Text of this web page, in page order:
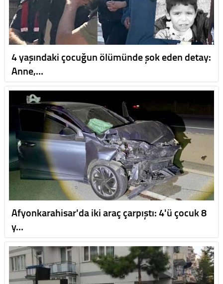
4 yaşındaki çocuğun ölümünde şok eden detay:
Anne,…
Afyonkarahisar'da iki araç çarpıştı: 4'ü çocuk 8
y…